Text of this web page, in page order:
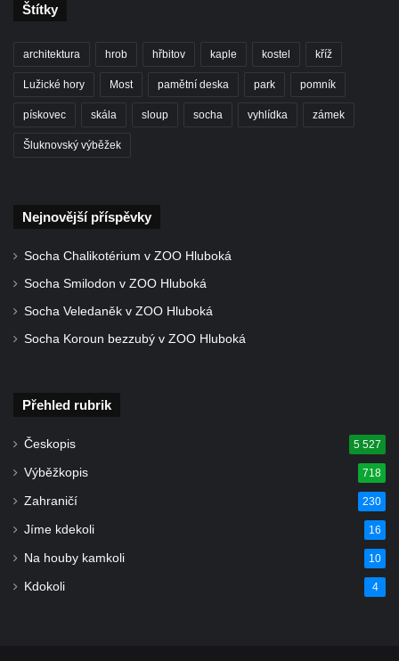
Štítky
architektura hrob hřbitov kaple kostel kříž
Lužické hory Most pamětní deska park pomník
pískovec skála sloup socha vyhlídka zámek
Šluknovský výběžek
Nejnovější příspěvky
Socha Chalikotérium v ZOO Hluboká
Socha Smilodon v ZOO Hluboká
Socha Veledaněk v ZOO Hluboká
Socha Koroun bezzubý v ZOO Hluboká
Přehled rubrik
Českopis 5 527
Výběžkopis 718
Zahraničí 230
Jíme kdekoli 16
Na houby kamkoli 10
Kdokoli 4